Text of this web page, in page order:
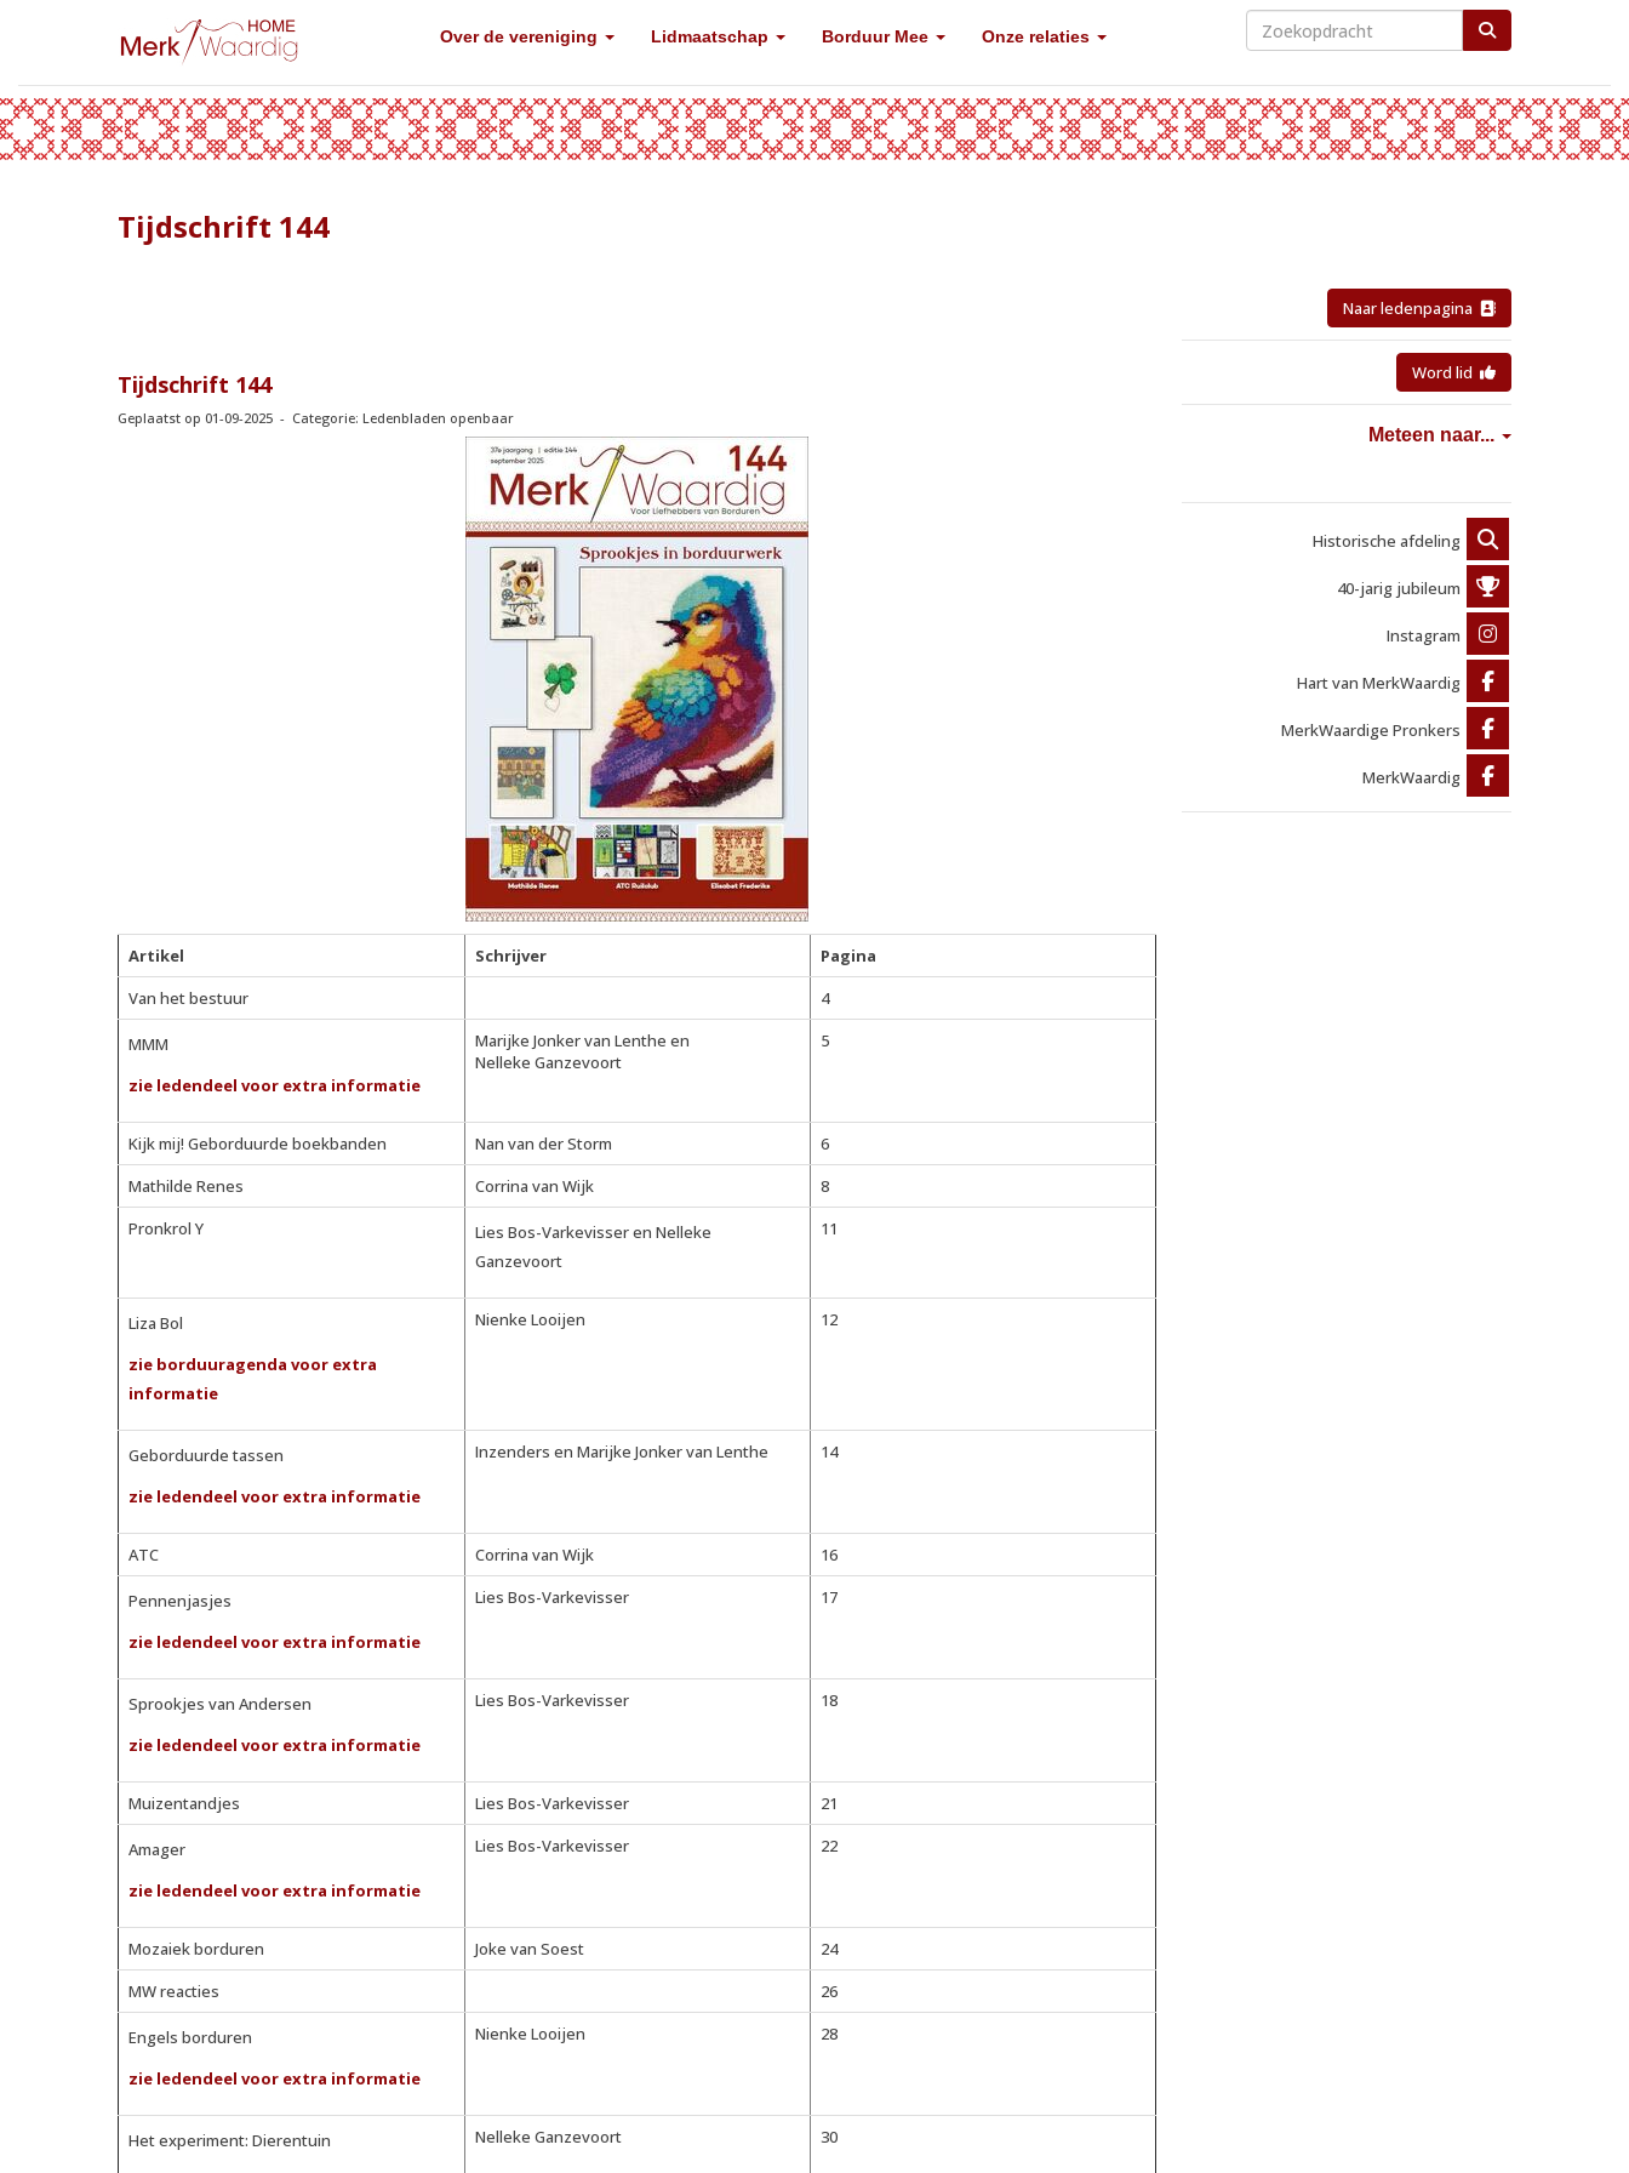
Over de vereniging Lidmaatschap Borduur Mee Onze relaties
Tijdschrift 144
Tijdschrift 144
Geplaatst op 01-09-2025 - Categorie: Ledenbladen openbaar
Artikel Schrijver
Pagina
Van het bestuur
4
MMM
zie ledendeel voor extra informatie
Marijke Jonker van Lenthe en
Nelleke Ganzevoort
5
Kijk mij! Geborduurde boekbanden Nan van der Storm
6
Mathilde Renes
Corrina van Wijk
8
Pronkrol Y
Lies Bos-Varkevisser en Nelleke
Ganzevoort
11
Liza Bol
zie borduuragenda voor extra
informatie
Nienke Looijen 12
Geborduurde tassen
zie ledendeel voor extra informatie
Inzenders en Marijke Jonker van Lenthe 14
ATC Corrina van Wijk 16
Pennenjasjes
zie ledendeel voor extra informatie
Lies Bos-Varkevisser 17
Sprookjes van Andersen
zie ledendeel voor extra informatie
Lies Bos-Varkevisser 18
Muizentandjes Lies Bos-Varkevisser 21
Amager
zie ledendeel voor extra informatie
Lies Bos-Varkevisser 22
Mozaiek borduren Joke van Soest
24
MW reacties
26
Engels borduren
zie ledendeel voor extra informatie
Nienke Looijen 28
Het experiment: Dierentuin
Nelleke Ganzevoort 30
Naar ledenpagina
Word lid
Meteen naar...
Historische afdeling
40-jarig jubileum
Instagram
Hart van MerkWaardig
MerkWaardige Pronkers
MerkWaardig